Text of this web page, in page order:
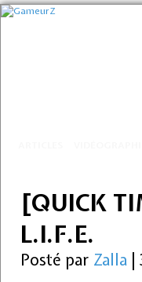
[QUICK
L.I.F.E.
Posté par Zalla